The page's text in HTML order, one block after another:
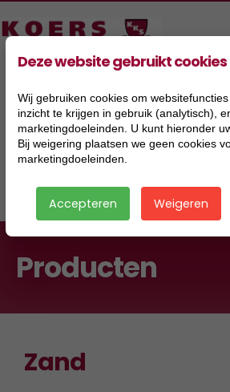
Producten
Zand
Deze website gebruikt cookies
Wij gebruiken cookies om
inzicht te krijgen in gebruik (analytisch),
marketingdoeleinden. U kunt hieronder
Bij weigering plaatsen we geen cookies
marketingdoeleinden.
Accepteren Weigeren